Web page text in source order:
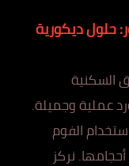
حلول ديكورية
السكنية
عملية وجميلة.
الفوم
نركز